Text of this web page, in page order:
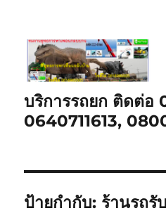
บริการรถยก ติดต่อ
0640711613,
ป้ายกำกับ: ร้านรถรั